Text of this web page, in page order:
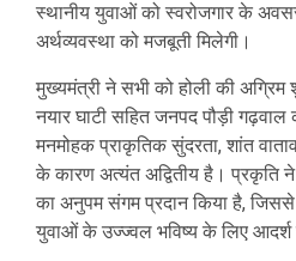
स्थानीय युवाओं को स्वरोजगार के
अर्थव्यवस्था को मजबूती मिलेगी।
मुख्यमंत्री ने सभी को होली की
नयार घाटी सहित जनपद पौड़ी गढ़वाल
मनमोहक प्राकृतिक सुंदरता, शांत
के कारण अत्यंत अद्वितीय है। प्रकृति ने
का अनुपम संगम प्रदान किया है,
युवाओं के उज्ज्वल भविष्य के लिए